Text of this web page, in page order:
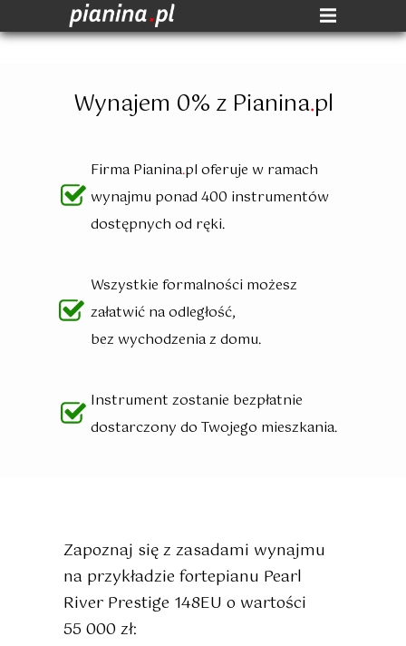
Wynajem 0% z Pianina.pl
Instrument zostanie bezpłatnie
dostarczony do Twojego mieszkania.
Wszystkie formalności możesz
załatwić na odległość,
bez wychodzenia z domu.
Firma Pianina.pl oferuje w ramach
wynajmu ponad 400 instrumentów
dostępnych od ręki.
Zapoznaj się z zasadami wynajmu
na przykładzie fortepianu Pearl
River Prestige 148EU o wartości
55 000 zł: